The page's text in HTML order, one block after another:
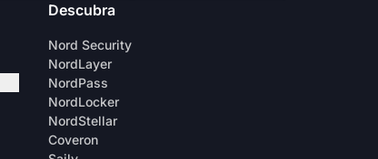
Descubra
Nord Security
NordLayer
NordPass
NordLocker
NordStellar
Coveron